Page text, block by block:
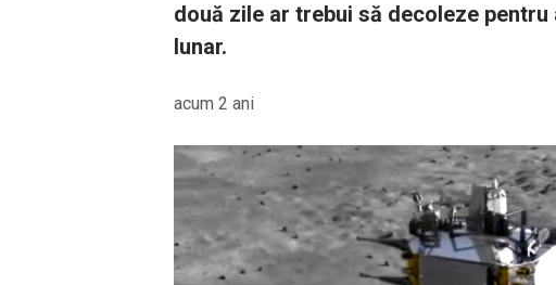
două zile ar trebui să decoleze
lunar.
acum 2 ani